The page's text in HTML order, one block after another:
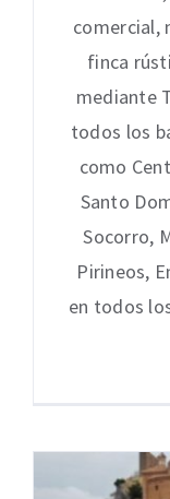
comercial,
finca
mediante
todos los
como
Santo
Socorro,
Pirineos,
en todos